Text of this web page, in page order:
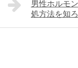
男性ホルモ
処方法を知ろ